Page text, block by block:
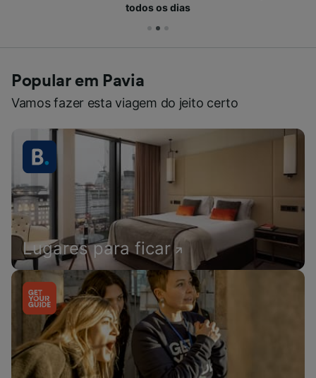
todos os dias
Popular em Pavia
Vamos fazer esta viagem do jeito certo
Lugares para ficar